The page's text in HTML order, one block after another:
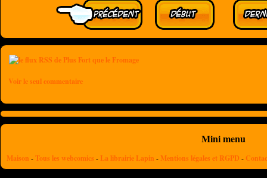
Voir le seul commentaire
Mini menu
Maison -Tous les webcomics - La librairie Lapin - Mentions légales et RGPD -